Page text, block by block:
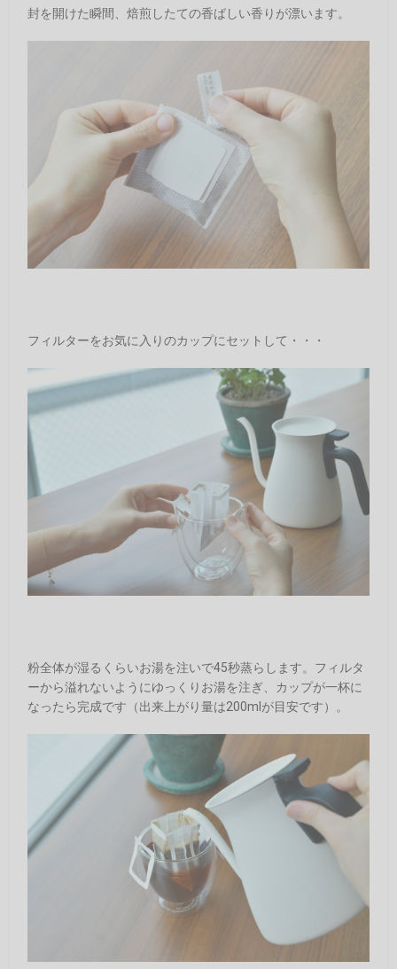
封を開けた瞬間、焙煎したての香ばしい香りが漂います。
フィルターをお気に入りのカップにセットして・・・
粉全体が湿るくらいお湯を注いで45秒蒸らします。フィルタ
ーから溢れないようにゆっくりお湯を注ぎ、カップが一杯に
なったら完成です（出来上がり量は200mlが目安です）。